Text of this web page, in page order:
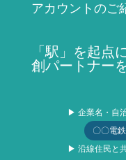
アカウントのご
「駅」を起点
創パートナー
▶ 企業名・自
〇〇電鉄
▶ 沿線住民と